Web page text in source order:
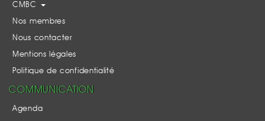
CMBC
Nos membres
Nous contacter
Mentions légales
Politique de confidentialité
COMMUNICATION
Agenda